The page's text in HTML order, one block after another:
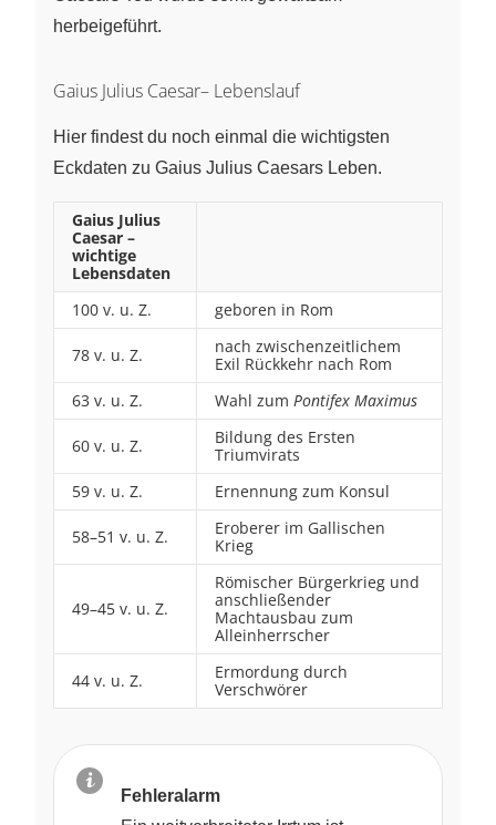
herbeigeführt.
Gaius Julius Caesar– Lebenslauf
Hier findest du noch einmal die wichtigsten
Eckdaten zu Gaius Julius Caesars Leben.
Gaius Julius
Caesar –
wichtige
Lebensdaten
100 v. u. Z.
geboren in Rom
78 v. u. Z.
nach zwischenzeitlichem
Exil Rückkehr nach Rom
63 v. u. Z.
Wahl zum Pontifex Maximus
60 v. u. Z.
Bildung des Ersten
Triumvirats
59 v. u. Z.
Ernennung zum Konsul
58–51 v. u. Z.
Eroberer im Gallischen
Krieg
49–45 v. u. Z.
Römischer Bürgerkrieg und
anschließender
Machtausbau zum
Alleinherrscher
44 v. u. Z.
Ermordung durch
Verschwörer
Fehleralarm